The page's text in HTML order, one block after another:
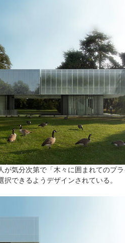
が気分次第で「木々に囲まれてのプ
できるようデザインされている。